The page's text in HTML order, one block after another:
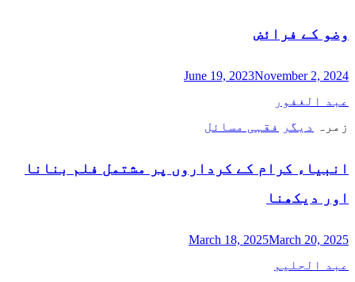
وضو کے فرائض
June 19, 2023November 2, 2024
عبد الغفور
زمرہ
دیگر فقہی مسائل
انبیاء کرام کے کرداروں پر مشتمل فلم بنانا
اور دیکھنا
March 18, 2025March 20, 2025
عبد الحلیم